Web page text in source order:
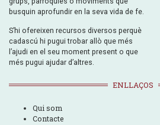
busquin aprofundir en la seva vida de fe.
S’hi ofereixen recursos diversos perquè
cadascú hi pugui trobar allò que més
l’ajudi en el seu moment present o que
més pugui ajudar d’altres.
ENLLAÇOS
Qui som
Contacte